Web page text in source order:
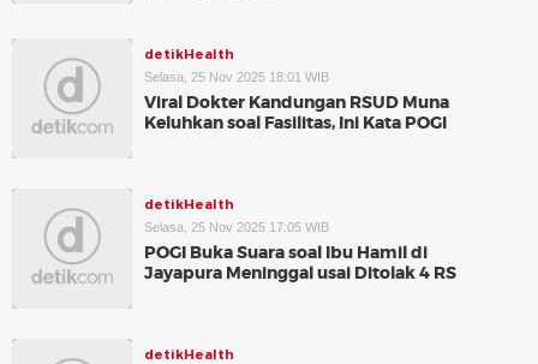
detikHealth
Selasa, 25 Nov 2025 18:01 WIB
Viral Dokter Kandungan RSUD Muna
Keluhkan soal Fasilitas, Ini Kata POGI
detikHealth
Selasa, 25 Nov 2025 17:05 WIB
POGI Buka Suara soal Ibu Hamil di
Jayapura Meninggal usai Ditolak 4 RS
detikHealth